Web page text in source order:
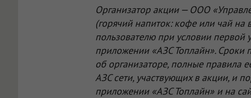
Организатор акции —ООО
(горячий напиток: кофе или чай на
пользователю при условии первой
приложении «АЗС Топлайн». Сроки
об организаторе, полные правила
АЗС сети, участвующих в акции, и
приложении «АЗС Топлайн» и на